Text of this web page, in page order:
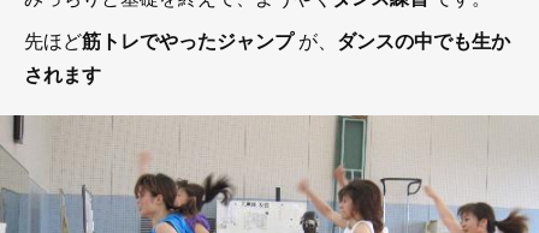
先ほど筋トレでやったジャンプが、 ダンスの中でも生か
されます